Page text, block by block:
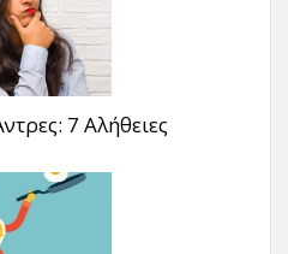
7 Αλήθειες